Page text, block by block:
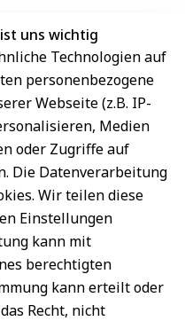
klicken Sie für Details
uns wichtig
Technologien auf
personenbezogene
Webseite (z.B. IP-
Medien
oder Zugriffe auf
Die Datenverarbeitung
Wir teilen diese
Einstellungen
kann mit
berechtigten
kann erteilt oder
Recht, nicht